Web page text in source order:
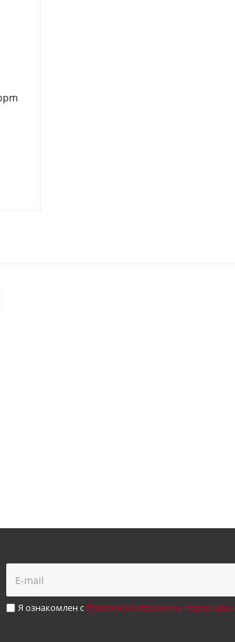
Я ознакомлен с Политикой обработки